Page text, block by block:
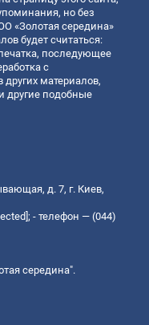
но без
«Золотая середина»
будет считаться:
последующее
с
материалов,
другие подобные
д. 7, г. Киев,
; - телефон — (044)
середина".